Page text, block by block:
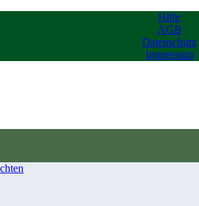
Hilfe
AGB
Datenschutz
Impressum